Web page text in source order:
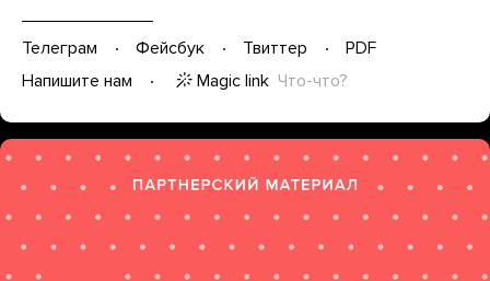
Телеграм Фейсбук Твиттер
PDF
Напишите нам
Magic link Что-что?